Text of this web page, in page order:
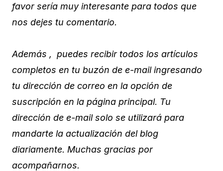
favor sería muy interesante para todos que
nos dejes tu comentario.
Además , puedes recibir todos los artículos
completos en tu buzón de e-mail ingresando
tu dirección de correo en la opción de
suscripción en la página principal. Tu
dirección de e-mail solo se utilizará para
mandarte la actualización del blog
diariamente. Muchas gracias por
acompañarnos.